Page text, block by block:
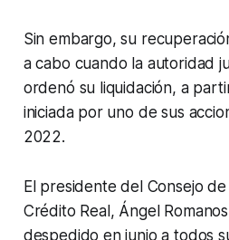
Sin embargo, su
a cabo cuando la autoridad
ordenó su liquidación, a
iniciada por uno de sus
2022.
El presidente del Consejo
Crédito Real, Ángel
despedido en junio a todos